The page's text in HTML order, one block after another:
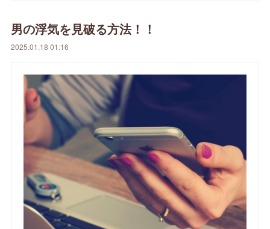
男の浮気を見破る方法！！
2025.01.18 01:16